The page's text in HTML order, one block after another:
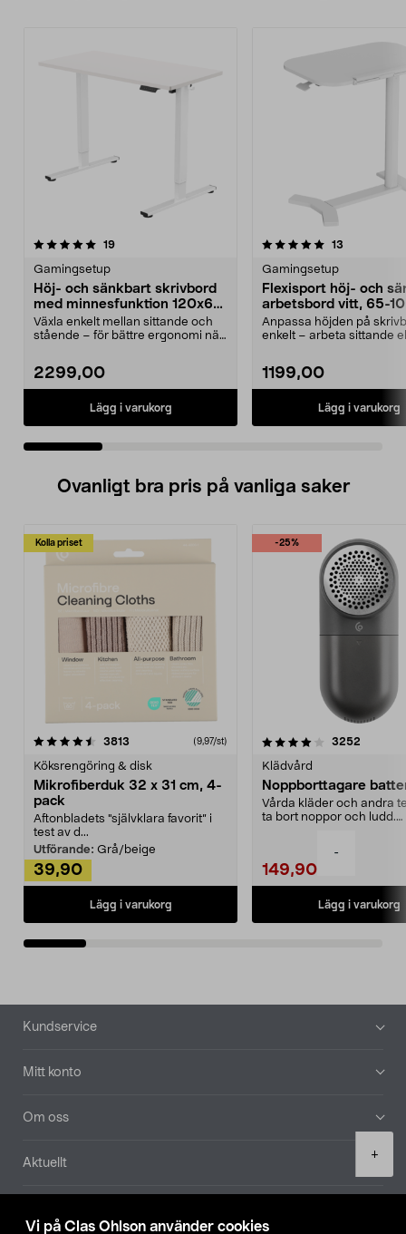
Vi på Clas Ohlson använder cookies
-
+
19recensioner
Gamingsetup
Höj- och sänkbart skrivbord
med minnesfunktion 120x60
cm
Växla enkelt mellan sittande och
stående – för bättre ergonomi när
2299,00
Lägg i varukorg
5.0 av 5 stjärnor 13
Gamingsetup
Flexisport höj- och
arbetsbord vitt, 65-
Anpassa höjden på
enkelt – arbeta sittande
1199,00
Lägg i varukorg
4.5 av 5 stjärnor
Ovanligt bra pris på vanliga saker
Kolla priset
3813 (9,97/st)
Köksrengöring & disk
Mikrofiberduk 32 x 31 cm, 4-
pack
Aftonbladets "självklara favorit” i
test av d...
Utförande: Grå/beige
39,90
Lägg i varukorg
-25%
4.0av 5 stjärnor 3252
Klädvård
Noppborttagare
Vårda kläder och andra
ta bort noppor och ludd.
149,90
Lägg i varukorg
4.5av 5 stjärnor
Sidfot
Kundservice
Mitt konto
Om oss
Aktuellt